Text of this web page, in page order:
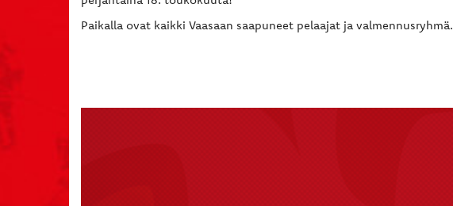
Paikalla ovat kaikki Vaasaan saapuneet pelaajat ja valmennusryhmä.